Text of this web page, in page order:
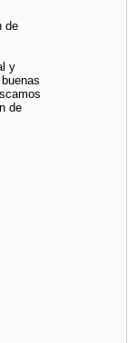
de
y
de